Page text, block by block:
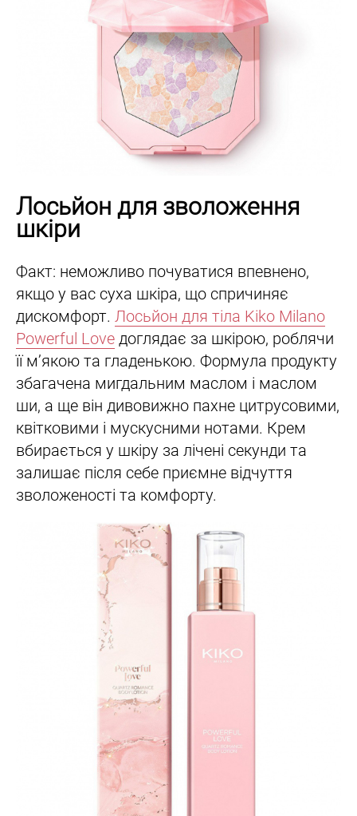
Лосьйон для зволоження
шкіри
Факт: неможливо почуватися впевнено,
якщо у вас суха шкіра, що спричиняє
дискомфорт. Лосьйон для тіла Kiko Milano
Powerful Love доглядає за шкірою, роблячи
її м’якою та гладенькою. Формула продукту
збагачена мигдальним маслом і маслом
ши, а ще він дивовижно пахне цитрусовими,
квітковими і мускусними нотами. Крем
вбирається у шкіру за лічені секунди та
залишає після себе приємне відчуття
зволоженості та комфорту.